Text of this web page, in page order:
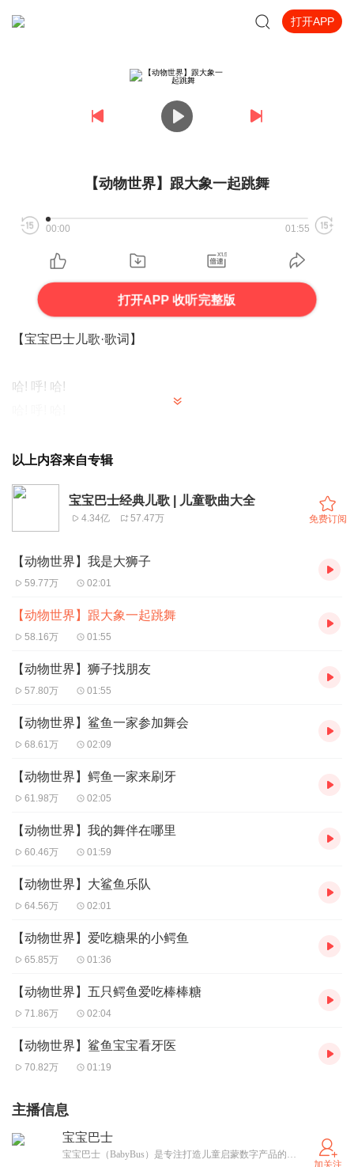
打开APP
【动物世界】跟大象一起跳舞
00:00 01:55
打开APP 收听完整版
【宝宝巴士儿歌·歌词】
哈! 呼! 哈!
一起跳舞吧! 呼哈!
大家准备好！ 哈！
伸出长鼻子！ 呼!
一起跺跺脚！ 咚咚!
开心的跳舞吧! 呼哈!
咚！咚！咚！
咚！咚！咚！
大家都来吧! 哈!
一起跳舞吧! 呼哈!
开心的跳舞吧! 呼哈!
大家都来吧！ 哈！
一起跳舞吧！ 呼哈！
大家都来吧！ 哈！
一起跳舞吧！ 呼哈！
大家准备好！ 哈！
伸出长鼻子！ 呼!
以上内容来自专辑
宝宝巴士经典儿歌 | 儿童歌曲大全
4.34亿 57.47万 免费订阅
【动物世界】我是大狮子
59.77万 02:01
【动物世界】跟大象一起跳舞
58.16万 01:55
【动物世界】狮子找朋友
57.80万 01:55
【动物世界】鲨鱼一家参加舞会
68.61万 02:09
【动物世界】鳄鱼一家来刷牙
61.98万 02:05
【动物世界】我的舞伴在哪里
60.46万 01:59
【动物世界】大鲨鱼乐队
64.56万 02:01
【动物世界】爱吃糖果的小鳄鱼
65.85万 01:36
【动物世界】五只鳄鱼爱吃棒棒糖
71.86万 02:04
【动物世界】鲨鱼宝宝看牙医
70.82万 01:19
主播信息
宝宝巴士
宝宝巴士（BabyBus）是专注打造儿童启蒙数字产品的原创品牌，累计服务全球8亿家庭用户。宝宝巴士秉承“快乐启蒙”的理念，用奇妙有趣的方式为儿童提供免费的数字内容，量身定制“好听”（国学故事）、“好看”（儿歌动画）、“好玩”（互动APP）等系列内容产品，让孩子在趣味中认知世界，感受“真、善、美”。
加关注